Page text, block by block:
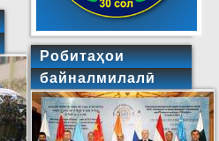
Робитаҳои
байналмилалӣ